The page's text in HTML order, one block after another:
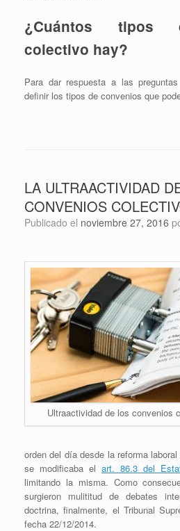
¿Cuántos tipos
colectivo hay?
Para dar respuesta a las
definir los tipos de convenios que
LA ULTRAACTIVIDAD
CONVENIOS
Publicado el noviembre 27, 2016
Ultraactividad de los convenios
orden del día desde la reforma
se modificaba el art. 86.3 del
limitando la misma. Como
surgieron mulititud de debates
doctrina, finalmente, el Tribunal
fecha 22/12/2014.